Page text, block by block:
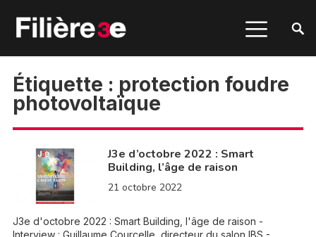
Étiquette : protection foudre
photovoltaïque
J3e d’octobre 2022 : Smart
Building, l’âge de raison
21 octobre 2022
J3e d'octobre 2022 : Smart Building, l'âge de raison -
Interview : Guillaume Courcelle, directeur du salon IBS -